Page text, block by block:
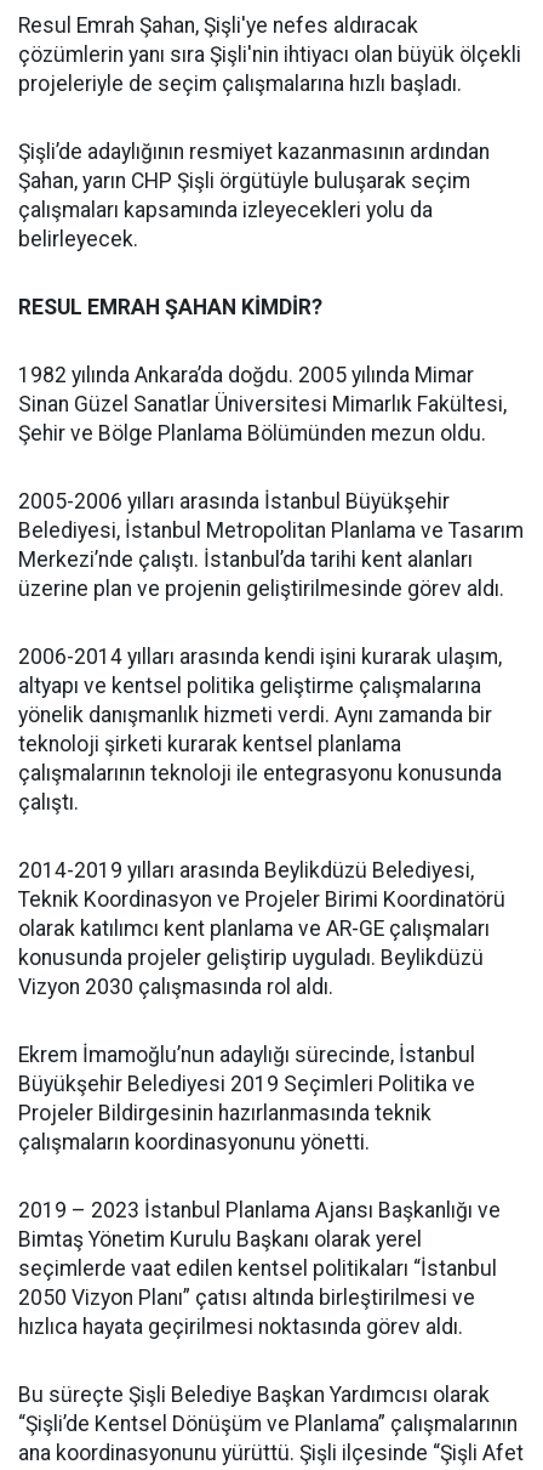
Resul Emrah Şahan, Şişli'ye nefes aldıracak
çözümlerin yanı sıra Şişli'nin ihtiyacı olan büyük ölçekli
projeleriyle de seçim çalışmalarına hızlı başladı.
Şişli’de adaylığının resmiyet kazanmasının ardından
Şahan, yarın CHP Şişli örgütüyle buluşarak seçim
çalışmaları kapsamında izleyecekleri yolu da
belirleyecek.
RESUL EMRAH ŞAHAN KİMDİR?
1982 yılında Ankara’da doğdu. 2005 yılında Mimar
Sinan Güzel Sanatlar Üniversitesi Mimarlık Fakültesi,
Şehir ve Bölge Planlama Bölümünden mezun oldu.
2005-2006 yılları arasında İstanbul Büyükşehir
Belediyesi, İstanbul Metropolitan Planlama ve Tasarım
Merkezi’nde çalıştı. İstanbul’da tarihi kent alanları
üzerine plan ve projenin geliştirilmesinde görev aldı.
2006-2014 yılları arasında kendi işini kurarak ulaşım,
altyapı ve kentsel politika geliştirme çalışmalarına
yönelik danışmanlık hizmeti verdi. Aynı zamanda bir
teknoloji şirketi kurarak kentsel planlama
çalışmalarının teknoloji ile entegrasyonu konusunda
çalıştı.
2014-2019 yılları arasında Beylikdüzü Belediyesi,
Teknik Koordinasyon ve Projeler Birimi Koordinatörü
olarak katılımcı kent planlama ve AR-GE çalışmaları
konusunda projeler geliştirip uyguladı. Beylikdüzü
Vizyon 2030 çalışmasında rol aldı.
Ekrem İmamoğlu’nun adaylığı sürecinde, İstanbul
Büyükşehir Belediyesi 2019 Seçimleri Politika ve
Projeler Bildirgesinin hazırlanmasında teknik
çalışmaların koordinasyonunu yönetti.
2019 – 2023 İstanbul Planlama Ajansı Başkanlığı ve
Bimtaş Yönetim Kurulu Başkanı olarak yerel
seçimlerde vaat edilen kentsel politikaları “İstanbul
2050 Vizyon Planı” çatısı altında birleştirilmesi ve
hızlıca hayata geçirilmesi noktasında görev aldı.
Bu süreçte Şişli Belediye Başkan Yardımcısı olarak
“Şişli’de Kentsel Dönüşüm ve Planlama” çalışmalarının
ana koordinasyonunu yürüttü. Şişli ilçesinde “Şişli Afet